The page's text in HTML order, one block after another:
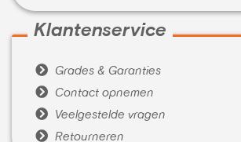
Klantenservice
 Grades & Garanties
 Contact opnemen
 Veelgestelde vragen
 Retourneren